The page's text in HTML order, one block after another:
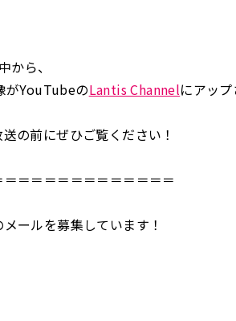
ら、
がYouTubeのLantis Channelにアッ
の前にぜひご覧ください！
＝＝＝＝＝＝＝＝＝＝＝＝
ールを募集しています！